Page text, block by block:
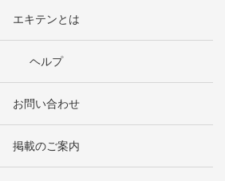
エキテンとは
ヘルプ
お問い合わせ
掲載のご案内